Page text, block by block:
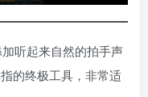
听起来自然的拍手声
的终极工具，非常适